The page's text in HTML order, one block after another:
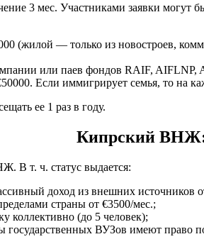
3 мес. Участниками заявки могут
(жилой — только из новостроев,
или паев фондов RAIF, AIFLNP,
Если иммигрирует семья, то на
ее 1 раз в году.
Кипрский ВНЖ:
В т. ч. статус выдается:
доход из внешних источников
страны от €3500/мес.;
коллективно (до 5 человек);
ВУЗов имеют право